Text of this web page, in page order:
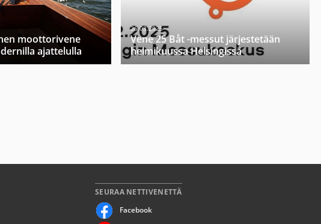
moottorivene
ajattelulla
26.03.2025
Vene 25 Båt -messut järjestetään
helmikuussa Helsingissä
SEURAA NETTIVENETTÄ
Facebook